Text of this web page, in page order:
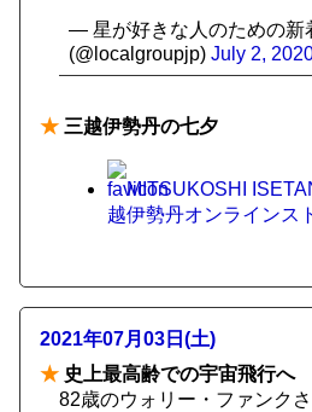
— 星が好きな人のための新
(@localgroupjp) July 2,
★ 三越伊勢丹の七夕
MITSUKOSHI
越伊勢丹オンラインス
2021年07月03日(土)
★ 史上最高齢での宇宙飛行へ
82歳のウォリー・ファンク